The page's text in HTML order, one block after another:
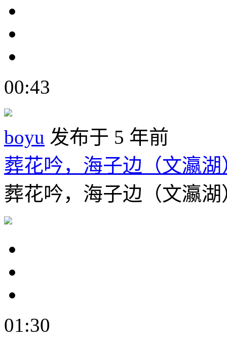
00:43
boyu 发布于 5 年前
葬花吟，海子边（文瀛
葬花吟，海子边（文瀛
01:30